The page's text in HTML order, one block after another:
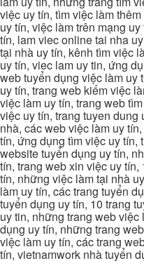
việc uy tín, tìm việc làm
uy tín, việc làm trên mạng
tín, lam viec online tai nha
tại nhà uy tín, kênh tìm việc
uy tín, viec lam uy tin, ứng
web tuyển dụng việc làm uy
uy tín, trang web kiếm việc
việc làm uy tín, trang web
việc uy tín, trang tuyen
nhà, các web việc làm uy
tín, ứng dụng tìm việc uy tín,
website tuyển dụng uy tín,
tín, trang web xin việc uy
tín, những việc làm tại nhà
làm uy tín, các trang tuyển
tuyển dụng uy tín, 10 trang
uy tin, những trang web
dụng uy tín, những trang
việc làm uy tín, các trang
tín, vietnamwork nhà tuyển